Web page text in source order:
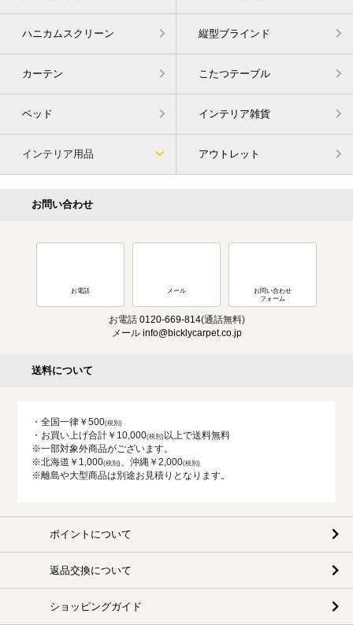
ハニカムスクリーン 縦型ブラインド
カーテン こたつテーブル
ベッド インテリア雑貨
インテリア用品 アウトレット
お問い合わせ
お電話 メール
お問い合わせ
フォーム
お電話 0120-669-814(通話無料)
メール info@bicklycarpet.co.jp
送料について
・全国一律￥500
・お買い上げ合計￥10,000
以上で送料無料
※一部対象外商品がございます。
※北海道￥1,000
、沖縄￥2,000
※離島や大型商品は別途お見積りとなります。
ポイントについて
返品交換について
ショッピングガイド